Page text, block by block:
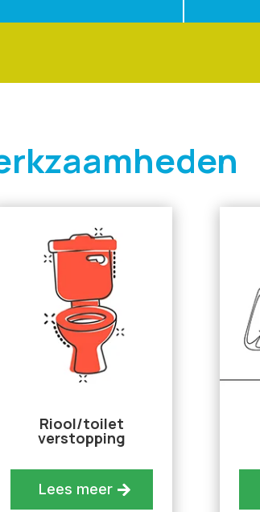
Riool/toilet
verstopping
Lees meer